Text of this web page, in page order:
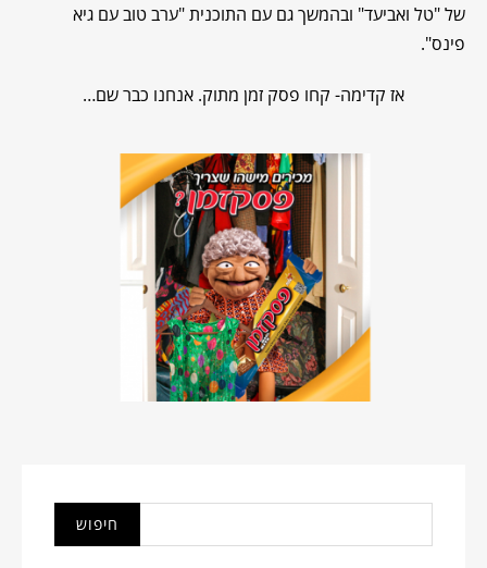
של "טל ואביעד" ובהמשך גם עם התוכנית "ערב טוב עם גיא
פינס".
אז קדימה- קחו פסק זמן מתוק. אנחנו כבר שם…